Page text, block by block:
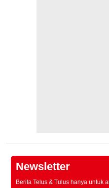
Newsletter
Berita Telus & Tulus hanya untuk